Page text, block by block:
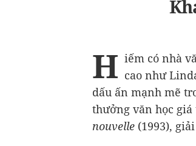
H iếm có nhà
cao như
dấu ấn mạnh mẽ
thưởng văn học
nouvelle (1993),